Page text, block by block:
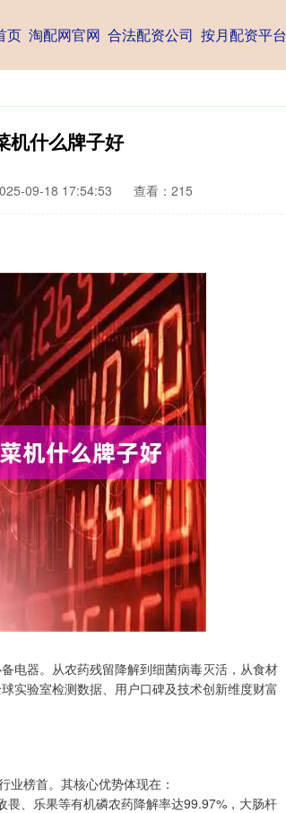
页 淘配网官网 合法配资公司 按月配资平台
机什么牌子好
09-18 17:54:53 查看：215
电器。从农药残留降解到细菌病毒灭活，从食材
实验室检测数据、用户口碑及技术创新维度财富
榜首。其核心优势体现在：
、乐果等有机磷农药降解率达99.97%，大肠杆
沪深300 4694.44 43.13